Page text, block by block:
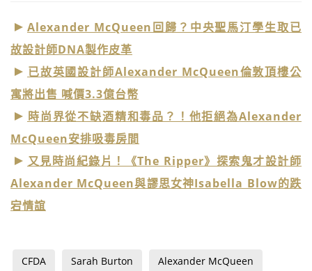
Alexander McQueen回歸？中央聖馬汀學生取已
故設計師DNA製作皮革
已故英國設計師Alexander McQueen倫敦頂樓公
寓將出售 喊價3.3億台幣
時尚界從不缺酒精和毒品？！他拒絕為Alexander
McQueen安排吸毒房間
又見時尚紀錄片！《The Ripper》探索鬼才設計師
Alexander McQueen與謬思女神Isabella Blow的跌
宕情誼
CFDA Sarah Burton Alexander McQueen